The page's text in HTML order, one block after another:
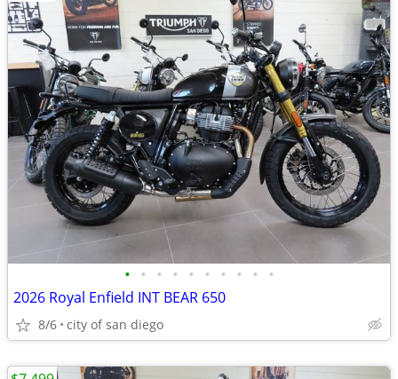
• • • • • • • • • •
2026 Royal Enfield INT BEAR 650
8/6 city of san diego